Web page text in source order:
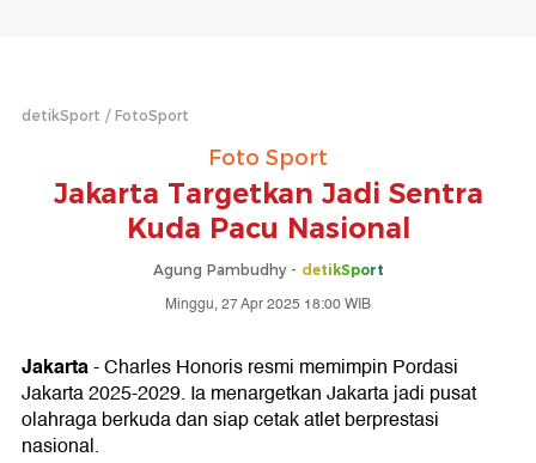
detikSport FotoSport
Foto Sport
Jakarta Targetkan Jadi Sentra
Kuda Pacu Nasional
Agung Pambudhy - detikSport
Minggu, 27 Apr 2025 18:00 WIB
Jakarta- Charles Honoris resmi memimpin Pordasi
Jakarta 2025-2029. Ia menargetkan Jakarta jadi pusat
olahraga berkuda dan siap cetak atlet berprestasi
nasional.